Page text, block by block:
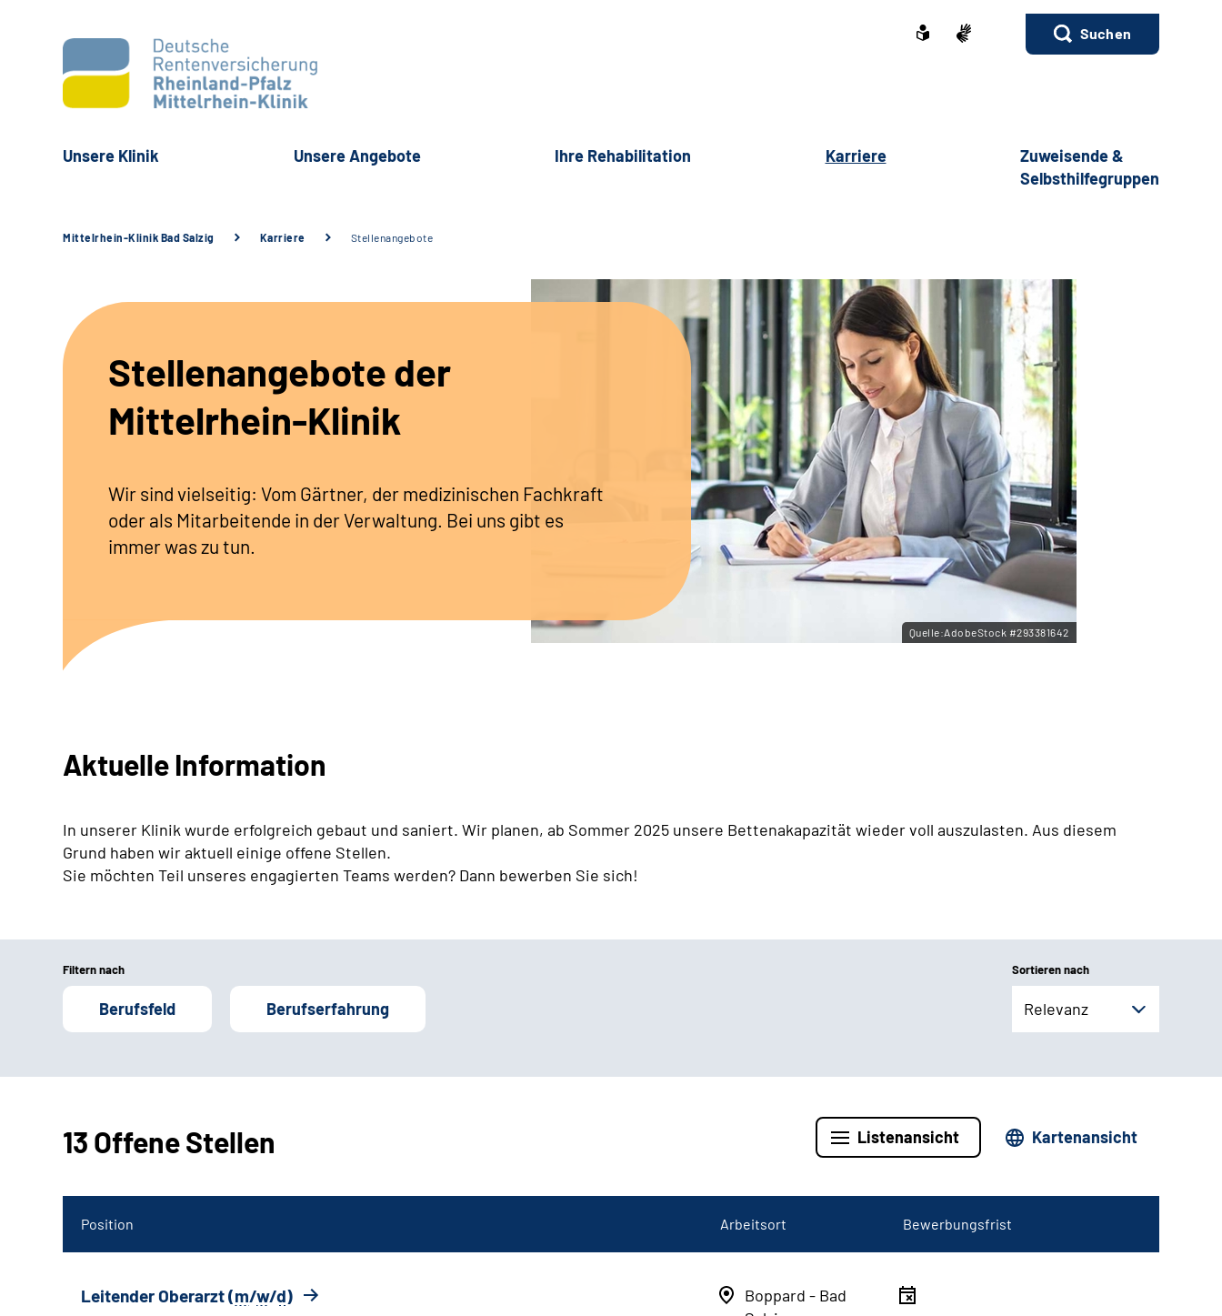
Suchen
Unsere Klinik Unsere Angebote Ihre Rehabilitation Karriere
Zuweisende &
Selbsthilfegruppen
Mittelrhein-Klinik Bad Salzig Karriere Stellenangebote
Stellenangebote der
Mittelrhein-Klinik
Wir sind vielseitig: Vom Gärtner, der medizinischen Fachkraft
oder als Mitarbeitende in der Verwaltung. Bei uns gibt es
immer was zu tun.
Quelle:AdobeStock #293381642
Aktuelle Information
In unserer Klinik wurde erfolgreich gebaut und saniert. Wir planen, ab Sommer 2025 unsere Bettenakapazität wieder voll auszulasten. Aus diesem
Grund haben wir aktuell einige offene Stellen.
Sie möchten Teil unseres engagierten Teams werden? Dann bewerben Sie sich!
Filtern nach
Berufsfeld Berufserfahrung
Sortieren nach
Relevanz
13 Offene Stellen Listenansicht Kartenansicht
Position Arbeitsort Bewerbungsfrist
Leitender Oberarzt (m/w/d)
Boppard - Bad